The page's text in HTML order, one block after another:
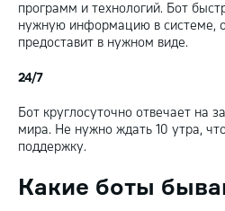
программ и технологий. Бот
нужную информацию в системе,
предоставит в нужном виде.
24/7
Бот круглосуточно отвечает на
мира. Не нужно ждать 10 утра,
поддержку.
Какие боты